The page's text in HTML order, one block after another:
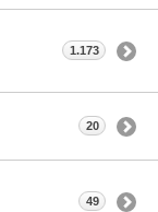
1.173
20
49